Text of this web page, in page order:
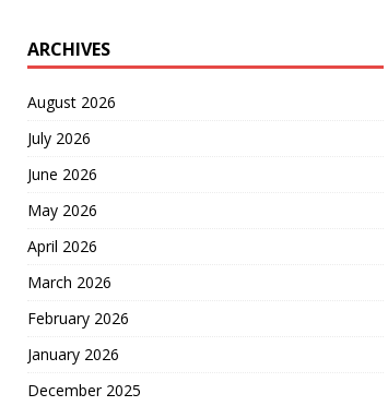
ARCHIVES
August 2026
July 2026
June 2026
May 2026
April 2026
March 2026
February 2026
January 2026
December 2025